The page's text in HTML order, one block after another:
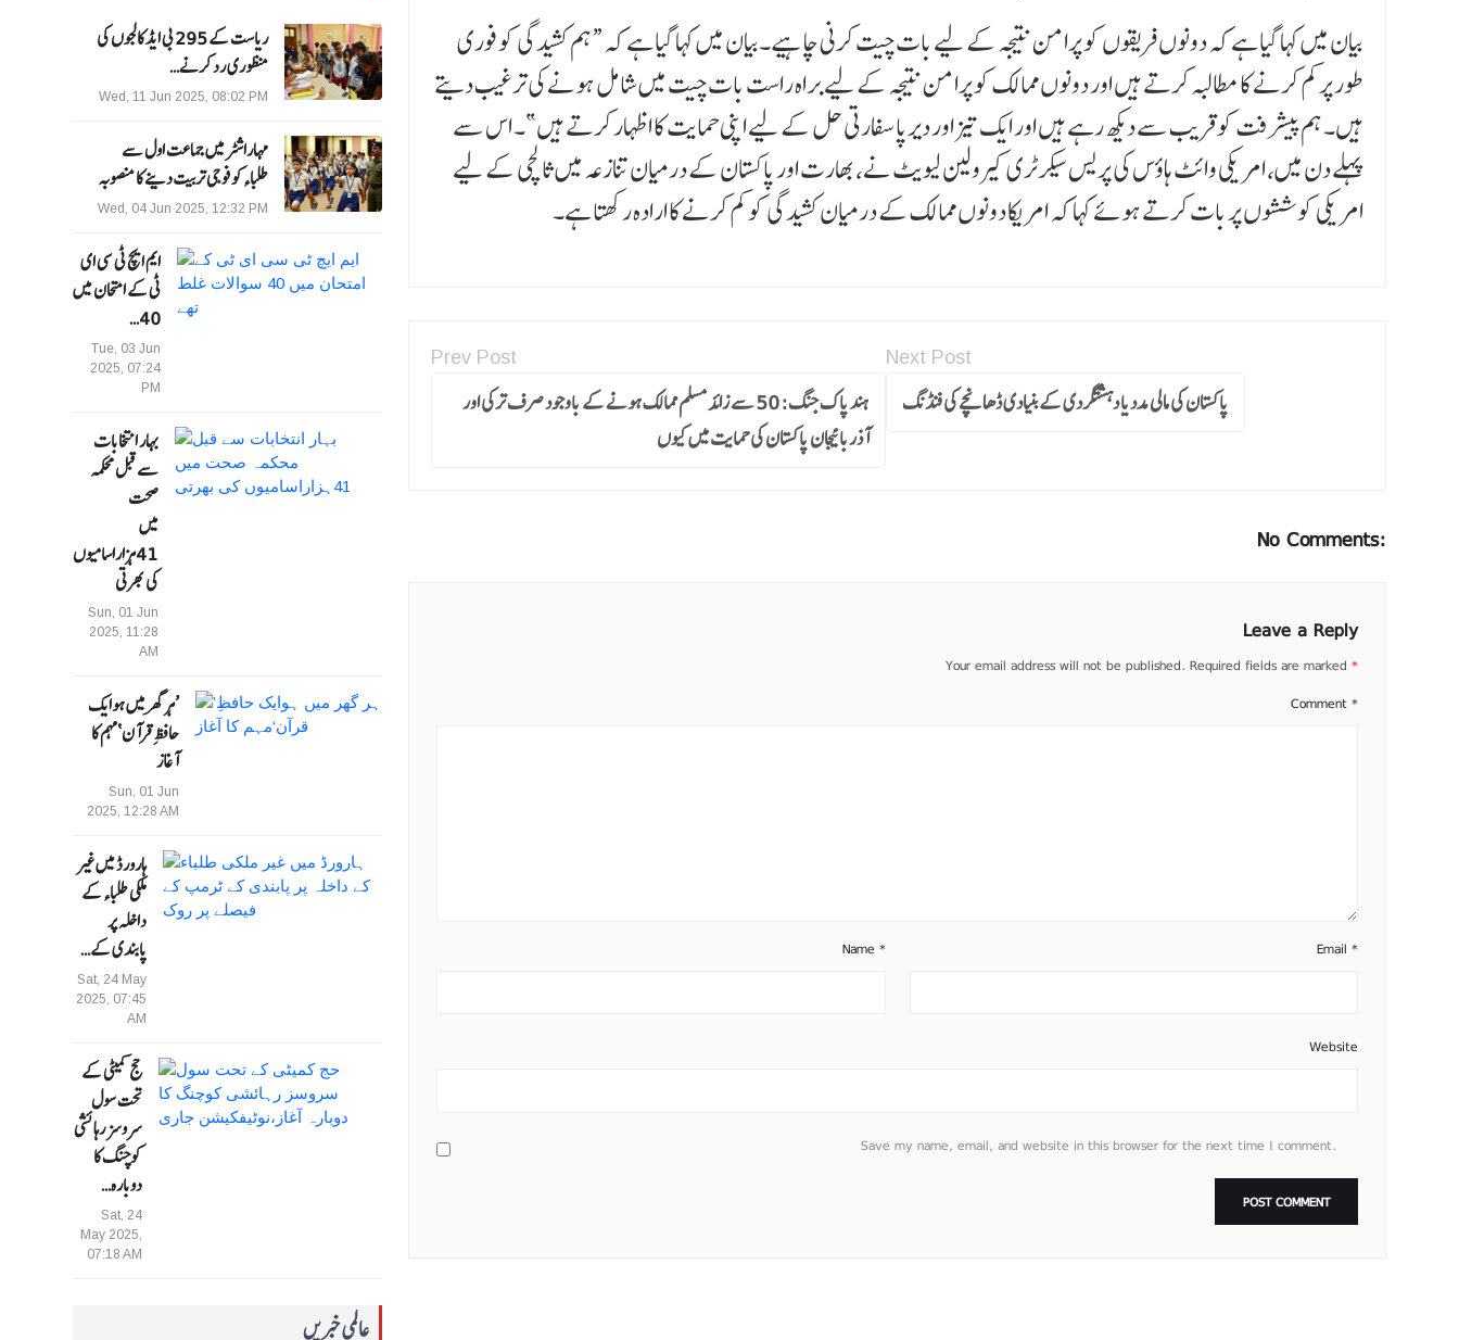
ریاست کے 295 بی ایڈ کالجوں کی
منظوری رد کرنے…
Wed, 11 Jun 2025, 08:02 PM
مہاراشٹرمیں جماعت اول سے
طلباءکو فوجی تربیت دینے کا منصوبہ
Wed, 04 Jun 2025, 12:32 PM
ایم ایچ ٹی سی ای
ٹی کے امتحان میں
40…
Tue, 03 Jun
2025, 07:24
PM
بہار انتخابات
سے قبل محکمہ
صحت
میں
41ہزاراسامیوں
کی بھرتی
Sun, 01 Jun
2025, 11:28
AM
’ہر گھر میں ہوایک
حافظِ قرآن‘مہم کا
آغاز
Sun, 01 Jun
2025, 12:28 AM
ہارورڈ میں غیر
ملکی طلباء کے
داخلہ پر
پابندی کے…
Sat, 24 May
2025, 07:45
AM
حج کمیٹی کے
تحت سول
سروسز رہائشی
کوچنگ کا
دوبارہ…
Sat, 24
May 2025,
07:18 AM
عالمی خبریں
بیان میں کہا گیا ہے کہ دونوں فریقوں کو پرامن نتیجہ کے لیے بات چیت کرنی چاہیے۔بیان میں کہا گیا ہے کہ “ہم کشیدگی کو فوری
طور پر کم کرنے کا مطالبہ کرتے ہیں اور دونوں ممالک کو پرامن نتیجہ کے لیے براہ راست بات چیت میں شامل ہونے کی ترغیب دیتے
ہیں۔ ہم پیشرفت کو قریب سے دیکھ رہے ہیں اور ایک تیز اور دیرپا سفارتی حل کے لیے اپنی حمایت کا اظہار کرتے ہیں”۔ اس سے
پہلے دن میں، امریکی وائٹ ہاؤس کی پریس سیکرٹری کیرولین لیویٹ نے، بھارت اور پاکستان کے درمیان تنازعہ میں ثالثی کے لیے
امریکی کوششوں پر بات کرتے ہوئے کہا کہ امریکا دونوں ممالک کے درمیان کشیدگی کو کم کرنے کا ارادہ رکھتا ہے۔
Prev Post
ہند پاک جنگ: 50 سے زائد مسلم ممالک ہونے کے باوجود صرف ترکی اور
آذربائیجان پاکستان کی حمایت میں کیوں
Next Post
پاکستان کی مالی مددیا دہشتگردی کے بنیادی ڈھانچے کی فنڈنگ
No Comments:
Leave a Reply
Your email address will not be published. Required fields are marked *
Comment *
Name* Email *
Website
Save my name, email, and website in this browser for the next time I comment.